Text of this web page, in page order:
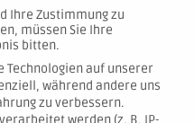
GmbH
Ihre Zustimmung zu
müssen Sie Ihre
bitten.
Technologien auf unserer
während andere uns
zu verbessern.
werden (z. B. IP-